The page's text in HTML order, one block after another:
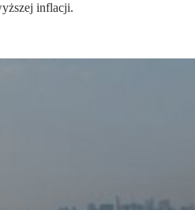
inflacji.